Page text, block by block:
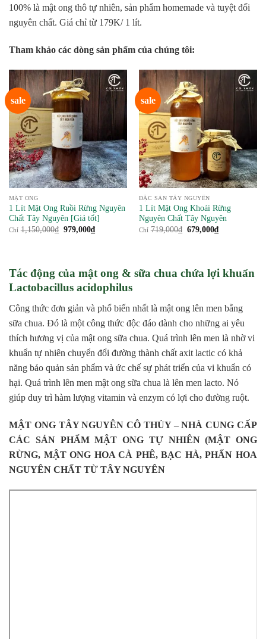
100% là mật ong thô tự nhiên, sản phẩm homemade và tuyệt đối
nguyên chất. Giá chỉ từ 179K/ 1 lít.
Tham khảo các dòng sản phẩm của chúng tôi:
sale
MẬT ONG
1 Lít Mật Ong Ruồi Rừng Nguyên
Chất Tây Nguyên [Giá tốt]
Chỉ 1,150,000₫ Giá
979,000₫Giá
sale
ĐẶC SẢN TÂY NGUYÊN
1 Lít Mật Ong Khoái Rừng
Nguyên Chất Tây Nguyên
Chỉ 719,000₫ Giá
679,000₫Giá
Tác động của mật ong & sữa chua chứa lợi khuẩn
Lactobacillus acidophilus
Công thức đơn giản và phổ biến nhất là mật ong lên men bằng
sữa chua. Đó là một công thức độc đáo dành cho những ai yêu
thích hương vị của mật ong sữa chua. Quá trình lên men là nhờ vi
khuẩn tự nhiên chuyển đổi đường thành chất axit lactic có khả
năng bảo quản sản phẩm và ức chế sự phát triển của vi khuẩn có
hại. Quá trình lên men mật ong sữa chua là lên men lacto. Nó
giúp duy trì hàm lượng vitamin và enzym có lợi cho đường ruột.
MẬT ONG TÂY NGUYÊN CÔ THỦY – NHÀ CUNG CẤP
CÁC SẢN PHẨM MẬT ONG TỰ NHIÊN (MẬT ONG
RỪNG, MẬT ONG HOA CÀ PHÊ, BẠC HÀ, PHẤN HOA
NGUYÊN CHẤT TỪ TÂY NGUYÊN